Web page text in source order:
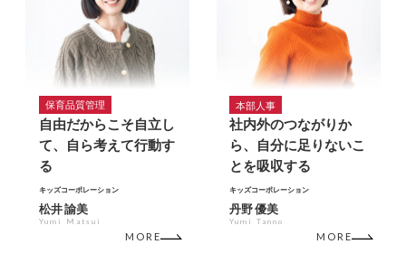
保育品質管理
自由だからこそ自立し
て、自ら考えて行動す
る
キッズコーポレーション
松井 諭美
Yumi Matsui
MORE
本部人事
社内外のつながりか
ら、自分に足りないこ
とを吸収する
キッズコーポレーション
丹野 優美
Yumi Tanno
MORE